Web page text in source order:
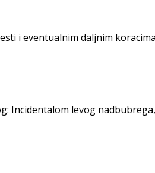
i eventualnim daljnim
levog